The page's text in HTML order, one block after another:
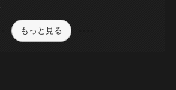
もっと見る